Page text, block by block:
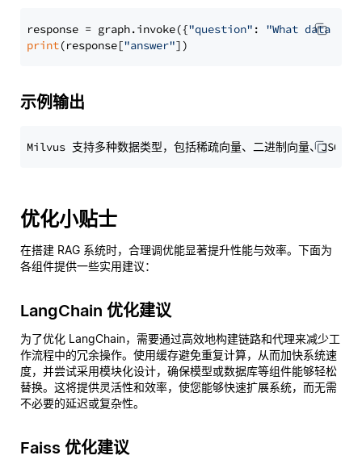
response = graph.invoke({"question" : "What data
print(response["answer"
示例输出
优化小贴士
在搭建 RAG 系统时，合理调优能显著提升性能与效率。下面为
各组件提供一些实用建议：
LangChain 优化建议
为了优化 LangChain，需要通过高效地构建链路和代理来减少工
作流程中的冗余操作。使用缓存避免重复计算，从而加快系统速
度，并尝试采用模块化设计，确保模型或数据库等组件能够轻松
替换。这将提供灵活性和效率，使您能够快速扩展系统，而无需
不必要的延迟或复杂性。
Faiss 优化建议